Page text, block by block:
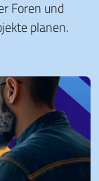
Foren und
planen.